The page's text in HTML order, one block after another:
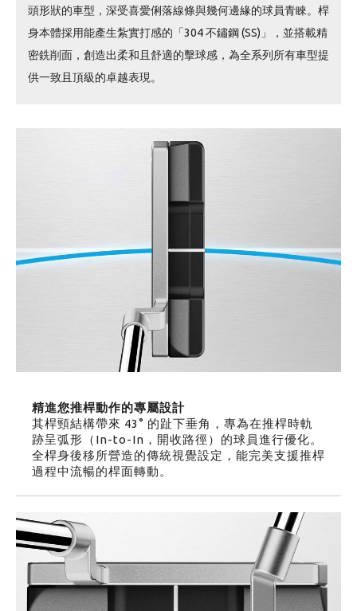
頭形狀的車型，深受喜愛俐落線條與幾何邊緣的球員青睞。桿
身本體採用能產生紮實打感的「304 不鏽鋼 (SS)」，並搭載精
密銑削面，創造出柔和且舒適的擊球感，為全系列所有車型提
供一致且頂級的卓越表現。
精進您推桿動作的專屬設計
其桿頸結構帶來 43° 的趾下垂角，專為在推桿時軌
跡呈弧形（In-to-In，開收路徑）的球員進行優化。
全桿身後移所營造的傳統視覺設定，能完美支援推桿
過程中流暢的桿面轉動。